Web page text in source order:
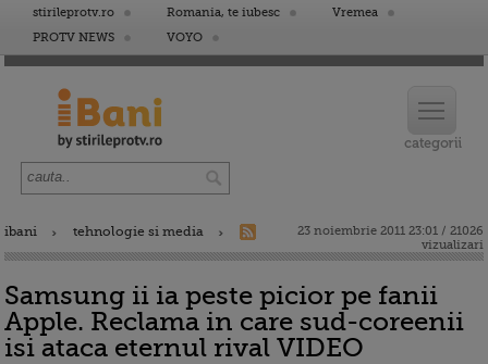
stirileprotv.ro Romania, te iubesc
Vremea
PROTV NEWS
VOYO
ibani tehnologie si media
23 noiembrie 2011 23:01 / 21026
vizualizari
Samsung ii ia peste picior pe fanii
Apple. Reclama in care sud-coreenii
isi ataca eternul rival VIDEO